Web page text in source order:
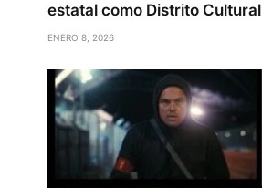
estatal como Distrito Cultural
ENERO 8, 2026